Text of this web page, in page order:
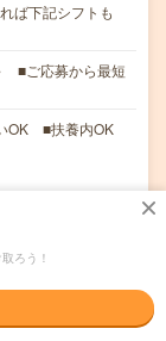
ば下記シフトも
■ご応募から最短
OK ■扶養内OK
お仕事は…・食
風呂のサポー…
キル不要 / 英語力
ろう！